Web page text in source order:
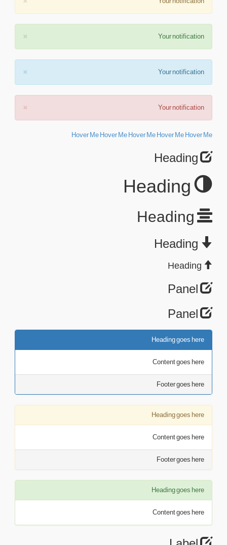
× Your notification
× Your notification
× Your notification
Hover MeHover MeHover MeHover MeHover Me
Heading goes here
Content goes here
Footer goes here
Heading goes here
Content goes here
Footer goes here
Heading goes here
Content goes here